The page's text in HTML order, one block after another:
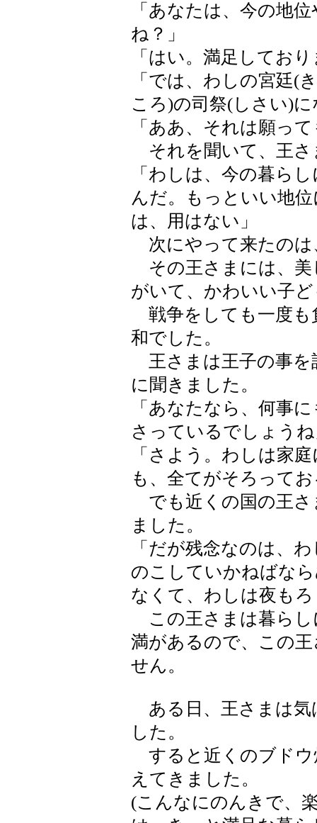
「あなたは、今の地
ね？」
「はい。満足してお
「では、わしの宮廷
ころ)の司祭(しさい)
「ああ、それは願っ
それを聞いて、王さ
「わしは、今の暮ら
んだ。もっといい地
は、用はない」
次にやって来たのは
その王さまには、美
がいて、かわいい子
戦争をしても一度も
和でした。
王さまは王子の事を
に聞きました。
「あなたなら、何事
さっているでしょう
「さよう。わしは家
も、全てがそろって
でも近くの国の王さ
ました。
「だが残念なのは、
のこしていかねばな
なくて、わしは夜も
この王さまは暮らし
満があるので、この
せん。
ある日、王さまは気
した。
すると近くのブドウ
えてきました。
(こんなにのんきで、